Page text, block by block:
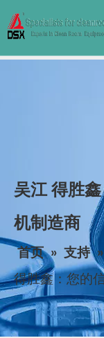
吴江 得胜
机制造商
首页 » 支持 »
得胜鑫：您的